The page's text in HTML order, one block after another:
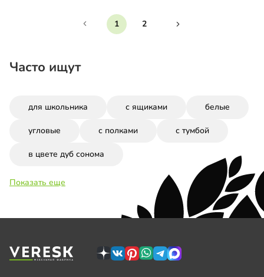
1 2
Часто ищут
для школьника с ящиками белые
угловые с полками с тумбой
в цвете дуб сонома
Показать еще